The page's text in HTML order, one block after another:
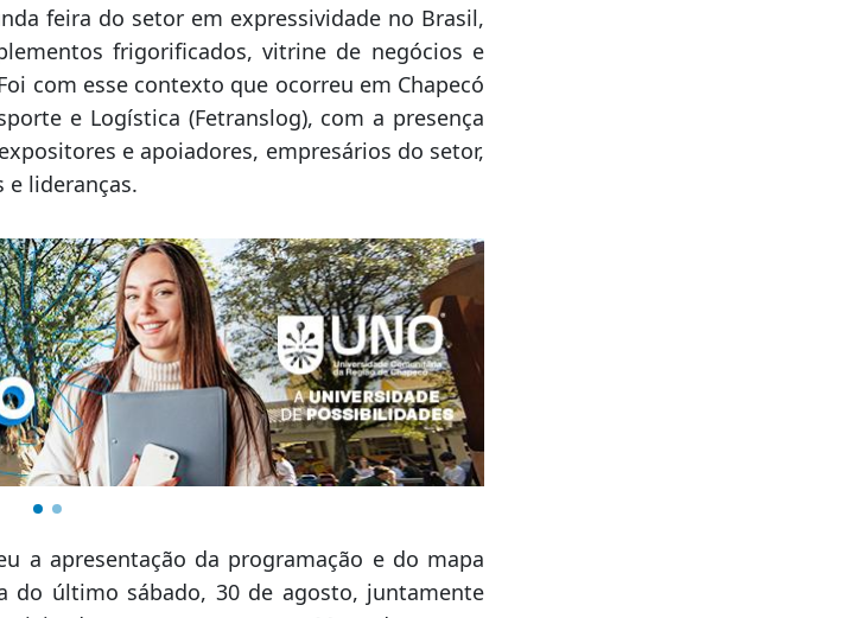
feira do setor em expressividade no Brasil,
frigorificados, vitrine de negócios e
com esse contexto que ocorreu em Chapecó
e Logística (Fetranslog), com a presença
e apoiadores, empresários do setor,
lideranças.